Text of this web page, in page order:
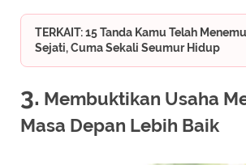
TERKAIT: 15 Tanda Kamu Telah
Sejati, Cuma Sekali Seumur Hidup
3. Membuktikan Usaha
Masa Depan Lebih Baik